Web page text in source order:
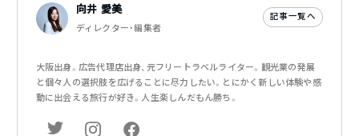
向井 愛美
ディレクター・編集者
記事一覧へ
大阪出身。広告代理店出身、元フリートラベルライター。観光業の発展
と個々人の選択肢を広げることに尽力したい。とにかく新しい体験や感
動に出会える旅行が好き。人生楽しんだもん勝ち。